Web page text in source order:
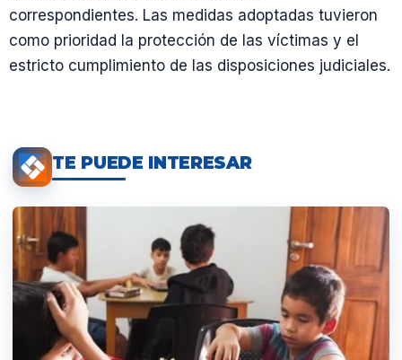
correspondientes. Las medidas adoptadas tuvieron
como prioridad la protección de las víctimas y el
estricto cumplimiento de las disposiciones judiciales.
TE PUEDE INTERESAR